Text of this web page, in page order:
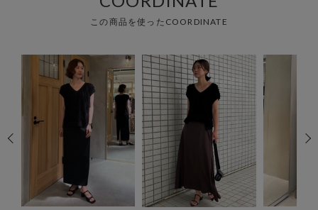
この商品を使ったCOORDINATE